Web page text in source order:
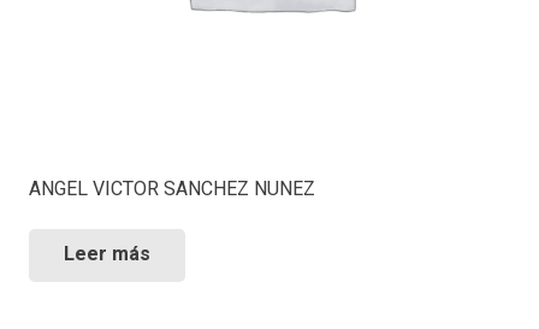
ANGEL VICTOR SANCHEZ NUNEZ
Leer más